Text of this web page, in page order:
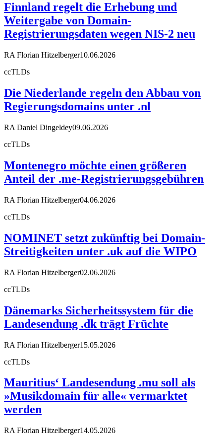
Finnland regelt die Erhebung und
Weitergabe von Domain-
Registrierungsdaten wegen NIS-2 neu
RA Florian Hitzelberger10.06.2026
ccTLDs
Die Niederlande regeln den Abbau von
Regierungsdomains unter .nl
RA Daniel Dingeldey09.06.2026
ccTLDs
Montenegro möchte einen größeren
Anteil der .me-Registrierungsgebühren
RA Florian Hitzelberger04.06.2026
ccTLDs
NOMINET setzt zukünftig bei Domain-
Streitigkeiten unter .uk auf die WIPO
RA Florian Hitzelberger02.06.2026
ccTLDs
Dänemarks Sicherheitssystem für die
Landesendung .dk trägt Früchte
RA Florian Hitzelberger15.05.2026
ccTLDs
Mauritius‘ Landesendung .mu soll als
»Musikdomain für alle« vermarktet
werden
RA Florian Hitzelberger14.05.2026